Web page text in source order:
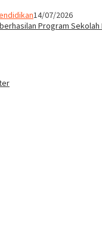
14/07/2026
Program Sekolah